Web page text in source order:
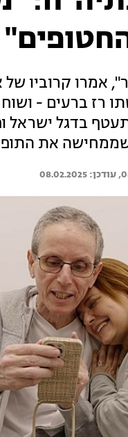
אמרו קרוביו
רז ברעים -
בדגל ישראל
את
08.02.2025